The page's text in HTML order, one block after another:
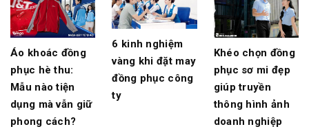
Áo khoác đồng
phục hè thu:
Mẫu nào tiện
dụng mà vẫn giữ
phong cách?
6 kinh nghiệm
vàng khi đặt may
đồng phục công
ty
Khéo chọn đồng
phục sơ mi đẹp
giúp truyền
thông hình ảnh
doanh nghiệp